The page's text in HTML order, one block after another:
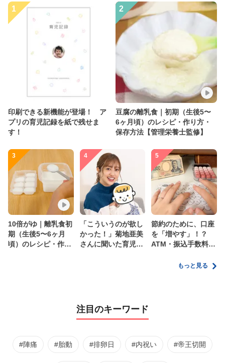
1
印刷できる新機能が登場！ ア
プリの育児記録を紙で残せま
す！
2
豆腐の離乳食｜初期（生後5〜
6ヶ月頃）のレシピ・作り方・
保存方法【管理栄養士監修】
3
10倍がゆ｜離乳食初
期（生後5〜6ヶ月
頃）のレシピ・作り
4
「こういうのが欲し
かった！」菊地亜美
さんに聞いた育児
5
節約のために、口座
を「増やす」！？
ATM・振込手数料の
家計管理術もっと見る
注目のキーワード
#陣痛 #胎動 #排卵日 #内祝い #帝王切開